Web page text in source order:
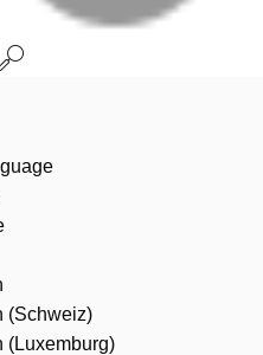
(Schweiz)
(Luxemburg)